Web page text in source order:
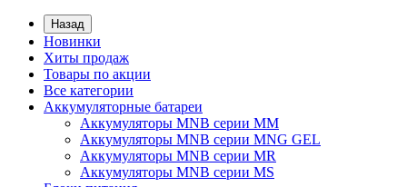
Назад
Новинки
Хиты продаж
Товары по акции
Все категории
Аккумуляторные батареи
Аккумуляторы MNB серии MM
Аккумуляторы MNB серии MNG GEL
Аккумуляторы MNB серии MR
Аккумуляторы MNB серии MS